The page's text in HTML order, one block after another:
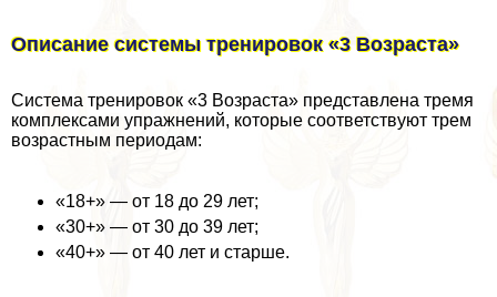
Описание системы тренировок «3 Возраста»
Система тренировок «3 Возраста» представлена тремя
комплексами упражнений, которые соответствуют трем
возрастным периодам:
«18+» — от 18 до 29 лет;
«30+» — от 30 до 39 лет;
«40+» — от 40 лет и старше.